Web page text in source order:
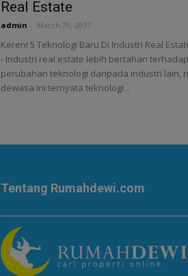
Real Estate
admin March 29, 2017
Keren! 5 Teknologi Baru Di Industri Real
- Industri real estate lebih bertahan terhadap
perubahan teknologi daripada industri lain,
dewasa ini ternyata teknologi...
Tentang Rumahdewi.com